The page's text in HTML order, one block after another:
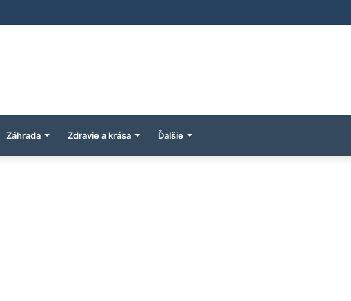
Záhrada Zdravie a krása Ďalšie